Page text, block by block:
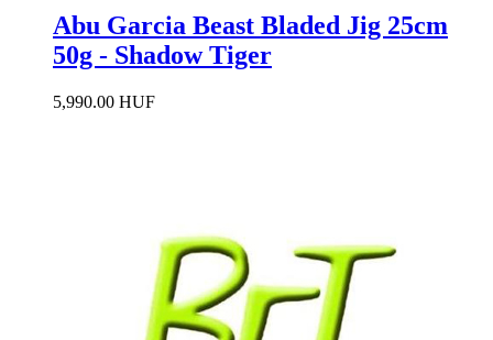
Abu Garcia Beast Bladed Jig 25cm
50g - Shadow Tiger
5,990.00 HUF